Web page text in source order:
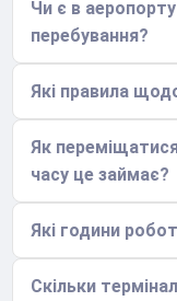
Чи є в
перебування?
Які правила
Як
часу це займає?
Які години
Скільки